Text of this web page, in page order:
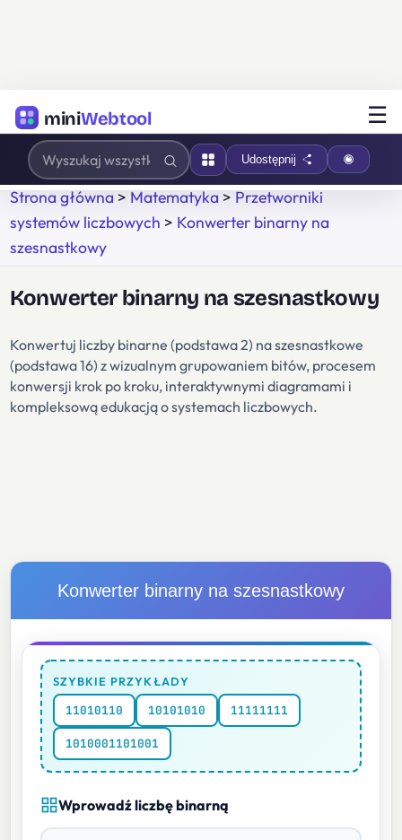
miniWebtool ☰
Udostępnij
Strona główna>Matematyka>Przetworniki
systemów liczbowych > Konwerter binarny na
szesnastkowy
Konwerter binarny na szesnastkowy
Konwertuj liczby binarne (podstawa 2) na szesnastkowe
(podstawa 16) z wizualnym grupowaniem bitów, procesem
konwersji krok po kroku, interaktywnymi diagramami i
kompleksową edukacją o systemach liczbowych.
Konwerter binarny na szesnastkowy
SZYBKIE PRZYKŁADY
11010110 10101010 11111111
1010001101001
Wprowadź liczbę binarną